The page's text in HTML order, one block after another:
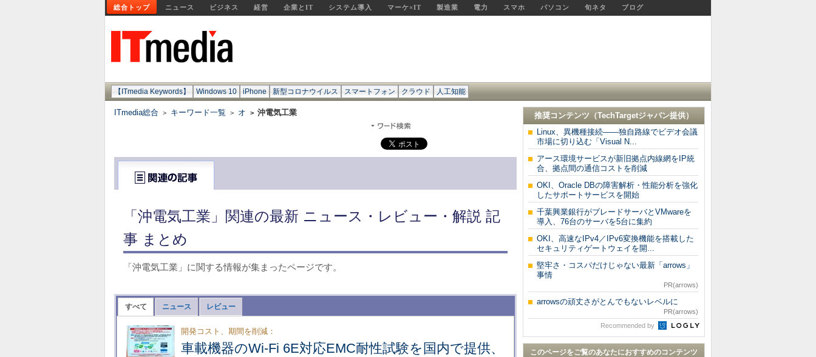
総合トップ ニュース ビジネス 経営 企業とIT システム導入 マーケ×IT 製造業 電力 スマホ パソコン 旬ネタ ブログ
【ITmedia Keywords】 Windows 10 iPhone 新型コロナウイルス スマートフォン クラウド 人工知能
ITmedia総合 > キーワード一覧 > オ > 沖電気工業
「沖電気工業」関連の最新 ニュース・レビュー・解説 記
事 まとめ
「沖電気工業」に関する情報が集まったページです。
すべて ニュース レビュー
開発コスト、期間を削減：
車載機器のWi-Fi 6E対応EMC耐性試験を国内で提供、
推奨コンテンツ（TechTargetジャパン提供）
Linux、異機種接続――独自路線でビデオ会議
市場に切り込む「Visual N...
アース環境サービスが新旧拠点内線網をIP統
合、拠点間の通信コストを削減
OKI、Oracle DBの障害解析・性能分析を強化
したサポートサービスを開始
千葉興業銀行がブレードサーバとVMwareを
導入、76台のサーバを5台に集約
OKI、高速なIPv4／IPv6変換機能を搭載した
セキュリティゲートウェイを開...
堅牢さ・コスパだけじゃない最新「arrows」
事情
PR(arrows)
arrowsの頑丈さがとんでもないレベルに
PR(arrows)
Recommended by
このページをご覧のあなたにおすすめのコンテンツ